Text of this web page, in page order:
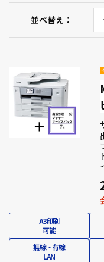
並べ替え
A3印刷
可能
無線・有線
LAN